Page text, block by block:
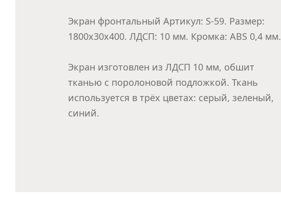
Экран фронтальный Артикул: S-59. Размер:
1800х30х400. ЛДСП: 10 мм. Кромка: ABS 0,4 мм.
Экран изготовлен из ЛДСП 10 мм, обшит
тканью с поролоновой подложкой. Ткань
используется в трёх цветах: серый, зеленый,
синий.